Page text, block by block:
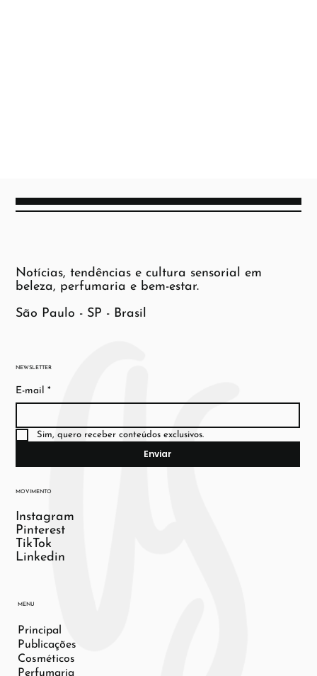
NEWSLETTER
E-mail *
Sim, quero receber conteúdos exclusivos.
Enviar
MOVIMENTO
Instagram
Pinterest
TikTok
Linkedin
MENU
Principal
Publicações
Cosméticos
Perfumaria
Notícias, tendências e cultura sensorial em
beleza, perfumaria e bem-estar.
São Paulo - SP - Brasil